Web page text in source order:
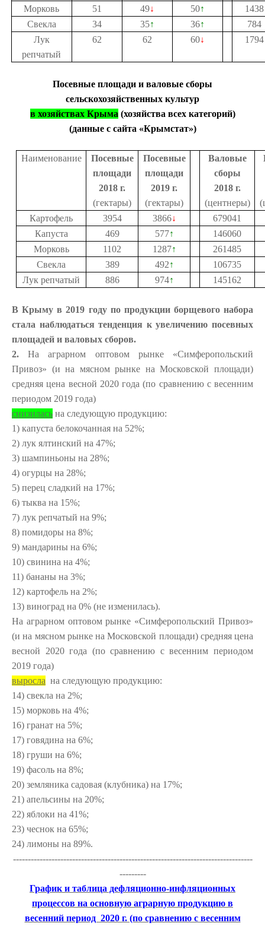
Морковь 51 49↓ 50↑
1438
Свекла
34 35↑ 36↑
784
Лук
репчатый
62 62 60↓ 1794
Посевные площади и валовые сборы
сельскохозяйственных культур
в хозяйствах Крыма (хозяйства всех категорий)
(данные с сайта «Крымстат»)
Наименование
Посевные
площади
2018 г.
(гектары)
Посевные
площади
2019 г.
(гектары)
Валовые
сборы
2018 г.
(центнеры)
Картофель
3954 3866↓
679041
Капуста
469 577↑
146060
Морковь
1102 1287↑
261485
Свекла
389 492↑
106735
Лук репчатый
886 974↑ 145162
В Крыму в 2019 году по продукции борщевого набора
стала наблюдаться тенденция к увеличению посевных
площадей и валовых сборов.
2. На аграрном оптовом рынке «Симферопольский
Привоз» (и на мясном рынке на Московской площади)
средняя цена весной 2020 года (по сравнению с весенним
периодом 2019 года)
снизилась на следующую продукцию:
1) капуста белокочанная на 52%;
2) лук ялтинский на 47%;
3) шампиньоны на 28%;
4) огурцы на 28%;
5) перец сладкий на 17%;
6) тыква на 15%;
7) лук репчатый на 9%;
8) помидоры на 8%;
9) мандарины на 6%;
10) свинина на 4%;
11) бананы на 3%;
12) картофель на 2%;
13) виноград на 0% (не изменилась).
На аграрном оптовом рынке «Симферопольский Привоз»
(и на мясном рынке на Московской площади) средняя цена
весной 2020 года (по сравнению с весенним периодом
2019 года)
выросла на следующую продукцию:
14) свекла на 2%;
15) морковь на 4%;
16) гранат на 5%;
17) говядина на 6%;
18) груши на 6%;
19) фасоль на 8%;
20) земляника садовая (клубника) на 17%;
21) апельсины на 20%;
22) яблоки на 41%;
23) чеснок на 65%;
24) лимоны на 89%.
---------------------------------------------------------------------------------
---------
График и таблица дефляционно-инфляционных
процессов на основную аграрную продукцию в
весенний период 2020 г. (по сравнению с весенним